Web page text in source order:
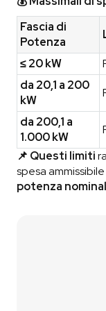
Fascia di
Potenza
≤ 20 kW
da 20,1 a 200
kW
da 200,1 a
1.000 kW
📌 Questi limiti
spesa
potenza